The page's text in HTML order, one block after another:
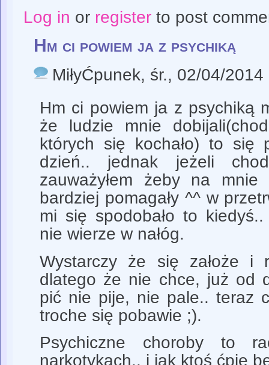
Log in or registerto post
Hm ci powiem ja z psychiką
MiłyĆpunek, śr., 02/04/2014
Hm ci powiem ja z psychiką
że ludzie mnie
których się kochało) to się
dzień.. jednak jeżeli
zauważyłem żeby na mnie
bardziej pomagały ^^ w
mi się spodobało to
nie wierze w nałóg.
Wystarczy że się założe i
dlatego że nie chce, już od
pić nie pije, nie pale.. teraz
troche się pobawie ;).
Psychiczne choroby to
narkotykach.. i jak ktoś ćpie